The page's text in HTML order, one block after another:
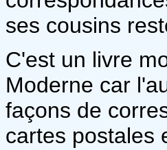
ses cousins
C'est un livre
Moderne car
façons de
cartes postales